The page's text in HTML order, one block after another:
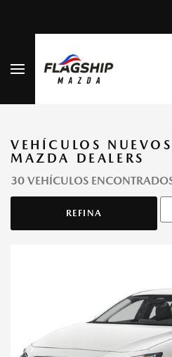
VEHÍCULOS
MAZDA DEALERS
30 VEHÍCULOS
REFINA